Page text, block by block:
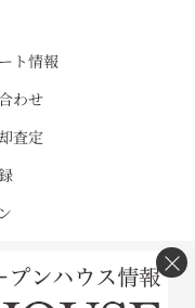
ト情報
わせ
査定
×